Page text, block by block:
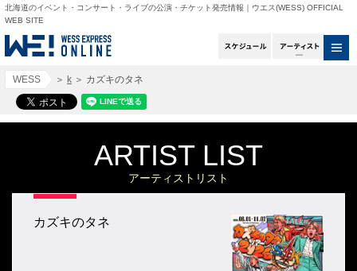
北海道のイベント・コンサート・ライブの公演・チケット発売情報｜ウエス(WESS) OFFICIAL
WEB SITE
スケジュールアー
WESS ＞ k ＞ カズキのタネ
ARTIST LIST
アーティストリスト
カズキのタネ